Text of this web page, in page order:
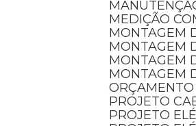
MEDIÇÃO
PROJETO
PROJETO